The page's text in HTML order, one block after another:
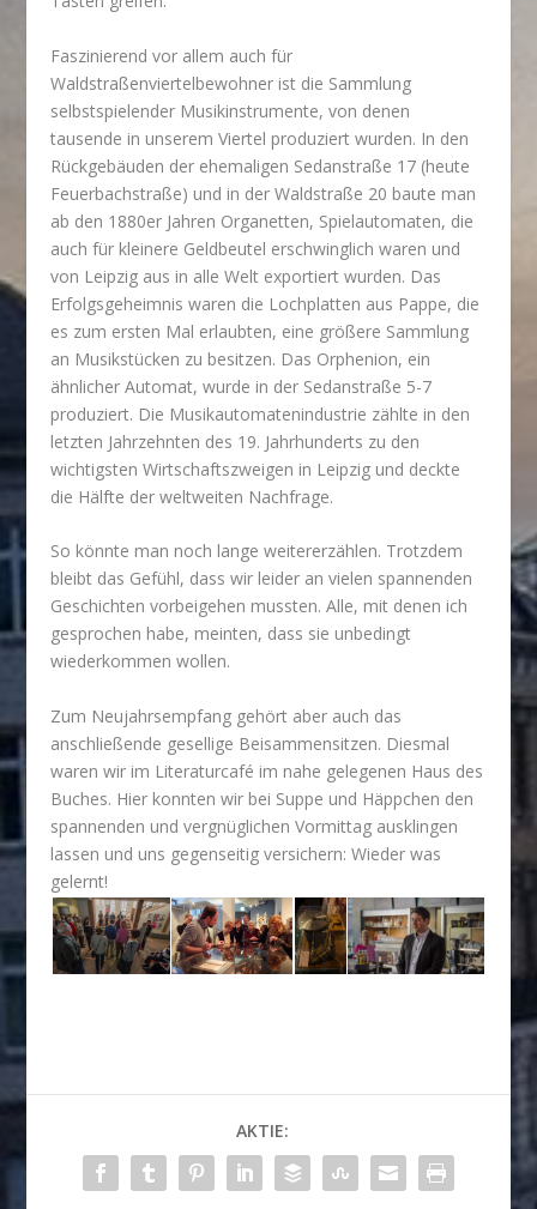
Faszinierend vor allem auch für
Waldstraßenviertelbewohner ist die Sammlung
selbstspielender Musikinstrumente, von denen
tausende in unserem Viertel produziert wurden. In den
Rückgebäuden der ehemaligen Sedanstraße 17 (heute
Feuerbachstraße) und in der Waldstraße 20 baute man
ab den 1880er Jahren Organetten, Spielautomaten, die
auch für kleinere Geldbeutel erschwinglich waren und
von Leipzig aus in alle Welt exportiert wurden. Das
Erfolgsgeheimnis waren die Lochplatten aus Pappe, die
es zum ersten Mal erlaubten, eine größere Sammlung
an Musikstücken zu besitzen. Das Orphenion, ein
ähnlicher Automat, wurde in der Sedanstraße 5-7
produziert. Die Musikautomatenindustrie zählte in den
letzten Jahrzehnten des 19. Jahrhunderts zu den
wichtigsten Wirtschaftszweigen in Leipzig und deckte
die Hälfte der weltweiten Nachfrage.
So könnte man noch lange weitererzählen. Trotzdem
bleibt das Gefühl, dass wir leider an vielen spannenden
Geschichten vorbeigehen mussten. Alle, mit denen ich
gesprochen habe, meinten, dass sie unbedingt
wiederkommen wollen.
Zum Neujahrsempfang gehört aber auch das
anschließende gesellige Beisammensitzen. Diesmal
waren wir im Literaturcafé im nahe gelegenen Haus des
Buches. Hier konnten wir bei Suppe und Häppchen den
spannenden und vergnüglichen Vormittag ausklingen
lassen und uns gegenseitig versichern: Wieder was
gelernt!
AKTIE: